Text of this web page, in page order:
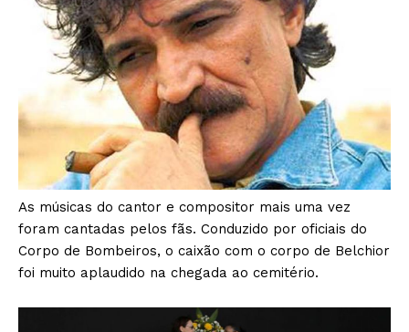
As músicas do cantor e compositor mais uma vez
foram cantadas pelos fãs. Conduzido por oficiais do
Corpo de Bombeiros, o caixão com o corpo de Belchior
foi muito aplaudido na chegada ao cemitério.